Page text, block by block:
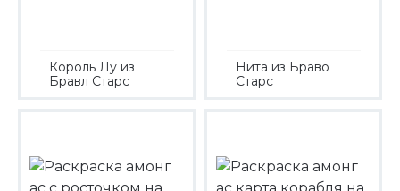
Король Лу из
Бравл Старс
Нита из Браво
Старс